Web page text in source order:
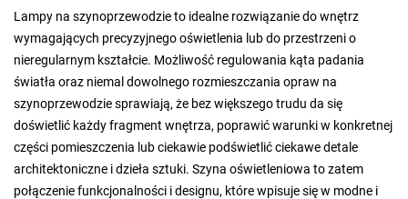
Lampy na szynoprzewodzie to idealne rozwiązanie do wnętrz
wymagających precyzyjnego oświetlenia lub do przestrzeni o
nieregularnym kształcie. Możliwość regulowania kąta padania
światła oraz niemal dowolnego rozmieszczania opraw na
szynoprzewodzie sprawiają, że bez większego trudu da się
doświetlić każdy fragment wnętrza, poprawić warunki w konkretnej
części pomieszczenia lub ciekawie podświetlić ciekawe detale
architektoniczne i dzieła sztuki. Szyna oświetleniowa to zatem
połączenie funkcjonalności i designu, które wpisuje się w modne i